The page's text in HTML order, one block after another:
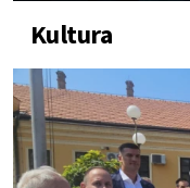
Kultura